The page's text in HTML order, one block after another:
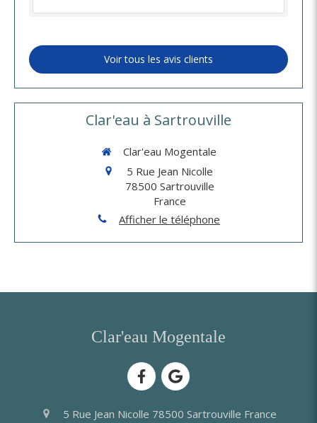
Voir tous les avis clients
Clar'eau à Sartrouville
Clar'eau Mogentale
5 Rue Jean Nicolle
78500 Sartrouville
France
Afficher le téléphone
Clar'eau Mogentale
5 Rue Jean Nicolle 78500 Sartrouville France